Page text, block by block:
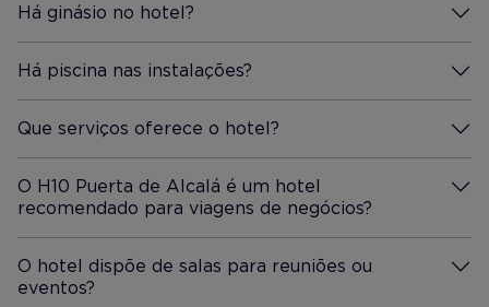
Há ginásio no hotel?
Mais Informação
Há piscina nas instalações?
Mais Informação
Que serviços oferece o hotel?
Mais Informação
O H10 Puerta de Alcalá é um hotel
recomendado para viagens de negócios?
Mais Informação
O hotel dispõe de salas para reuniões ou
eventos?
Mais Informação